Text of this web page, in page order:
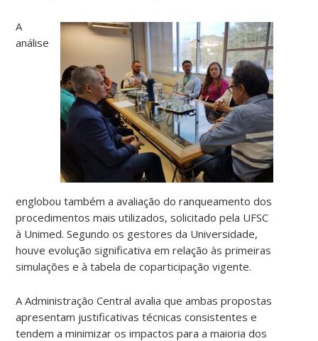
A
análise
englobou também a avaliação do ranqueamento dos
procedimentos mais utilizados, solicitado pela UFSC
à Unimed. Segundo os gestores da Universidade,
houve evolução significativa em relação às primeiras
simulações e à tabela de coparticipação vigente.
A Administração Central avalia que ambas propostas
apresentam justificativas técnicas consistentes e
tendem a minimizar os impactos para a maioria dos